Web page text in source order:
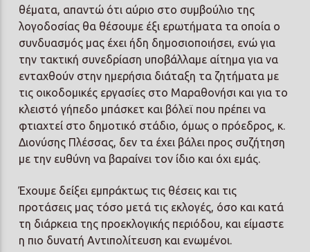
θέματα, απαντώ ότι αύριο στο συμβούλιο της
λογοδοσίας θα θέσουμε έξι ερωτήματα τα οποία ο
συνδυασμός μας έχει ήδη δημοσιοποιήσει, ενώ για
την τακτική συνεδρίαση υποβάλλαμε αίτημα για να
ενταχθούν στην ημερήσια διάταξη τα ζητήματα με
τις οικοδομικές εργασίες στο Μαραθονήσι και για το
κλειστό γήπεδο μπάσκετ και βόλεϊ που πρέπει να
φτιαχτεί στο δημοτικό στάδιο, όμως ο πρόεδρος, κ.
Διονύσης Πλέσσας, δεν τα έχει βάλει προς συζήτηση
με την ευθύνη να βαραίνει τον ίδιο και όχι εμάς.
Έχουμε δείξει εμπράκτως τις θέσεις και τις
προτάσεις μας τόσο μετά τις εκλογές, όσο και κατά
τη διάρκεια της προεκλογικής περιόδου, και είμαστε
η πιο δυνατή Αντιπολίτευση και ενωμένοι.